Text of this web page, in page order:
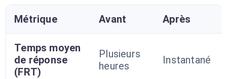
Métrique Avant Après
Temps moyen
de réponse
(FRT)
Plusieurs
heures
Instantané